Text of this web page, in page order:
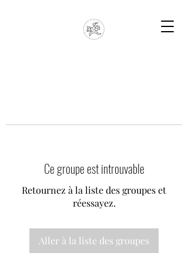
Ce groupe est introuvable
Retournez à la liste des groupes et
réessayez.
Aller à la liste des groupes